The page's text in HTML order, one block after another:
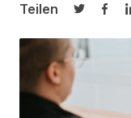
Teilen
Auf Auf